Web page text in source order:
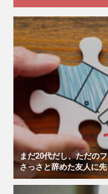
まだ20代だし、ただの
さっさと辞めた友人に